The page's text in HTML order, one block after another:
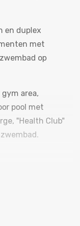
en duplex
met
op
area,
pool met
"Health Club"